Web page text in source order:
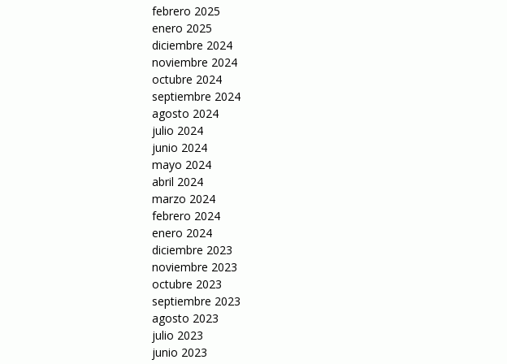
febrero 2025
enero 2025
diciembre 2024
noviembre 2024
octubre 2024
septiembre 2024
agosto 2024
julio 2024
junio 2024
mayo 2024
abril 2024
marzo 2024
febrero 2024
enero 2024
diciembre 2023
noviembre 2023
octubre 2023
septiembre 2023
agosto 2023
julio 2023
junio 2023